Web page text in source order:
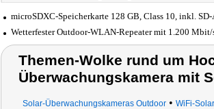
microSDXC-Speicherkarte 128 GB, Class 10, inkl. SD-
Wetterfester Outdoor-WLAN-Repeater mit 1.200 Mbit/
Themen-Wolke rund um
Überwachungskamera mit
Solar-Überwachungskameras Outdoor • WiFi-